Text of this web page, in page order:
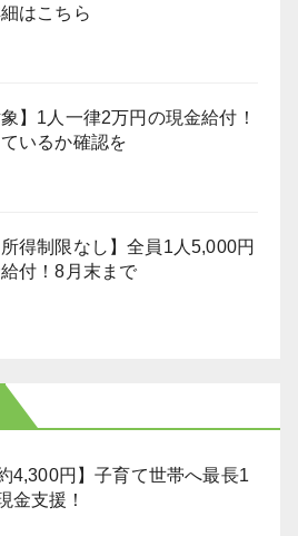
はこちら
象】1人一律2万円の現金給付！
いるか確認を
所得制限なし】全員1人5,000円
付！8月末まで
4,300円】子育て世帯へ最長1
金支援！